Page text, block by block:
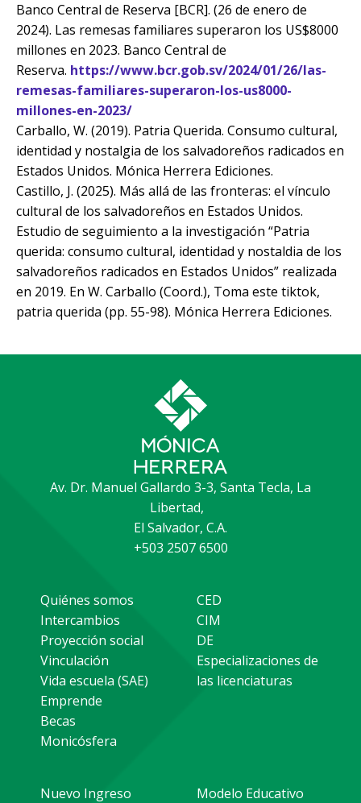
Banco Central de Reserva [BCR]. (26 de enero de
2024). Las remesas familiares superaron los US$8000
millones en 2023. Banco Central de
Reserva. https://www.bcr.gob.sv/2024/01/26/las-
remesas-familiares-superaron-los-us8000-
millones-en-2023/
Carballo, W. (2019). Patria Querida. Consumo cultural,
identidad y nostalgia de los salvadoreños radicados en
Estados Unidos. Mónica Herrera Ediciones.
Castillo, J. (2025). Más allá de las fronteras: el vínculo
cultural de los salvadoreños en Estados Unidos.
Estudio de seguimiento a la investigación “Patria
querida: consumo cultural, identidad y nostaldia de los
salvadoreños radicados en Estados Unidos” realizada
en 2019. En W. Carballo (Coord.), Toma este tiktok,
patria querida (pp. 55-98). Mónica Herrera Ediciones.
Av. Dr. Manuel Gallardo 3-3, Santa Tecla, La
Libertad,
El Salvador, C.A.
+503 2507 6500
Quiénes somos
Intercambios
Proyección social
Vinculación
Vida escuela (SAE)
Emprende
Becas
Monicósfera
CED
CIM
DE
Especializaciones de
las licenciaturas
Nuevo Ingreso Modelo Educativo